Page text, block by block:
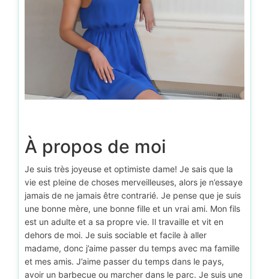
À propos de moi
Je suis très joyeuse et optimiste dame! Je sais que la
vie est pleine de choses merveilleuses, alors je n’essaye
jamais de ne jamais être contrarié. Je pense que je suis
une bonne mère, une bonne fille et un vrai ami. Mon fils
est un adulte et a sa propre vie. Il travaille et vit en
dehors de moi. Je suis sociable et facile à aller
madame, donc j’aime passer du temps avec ma famille
et mes amis. J’aime passer du temps dans le pays,
avoir un barbecue ou marcher dans le parc. Je suis une